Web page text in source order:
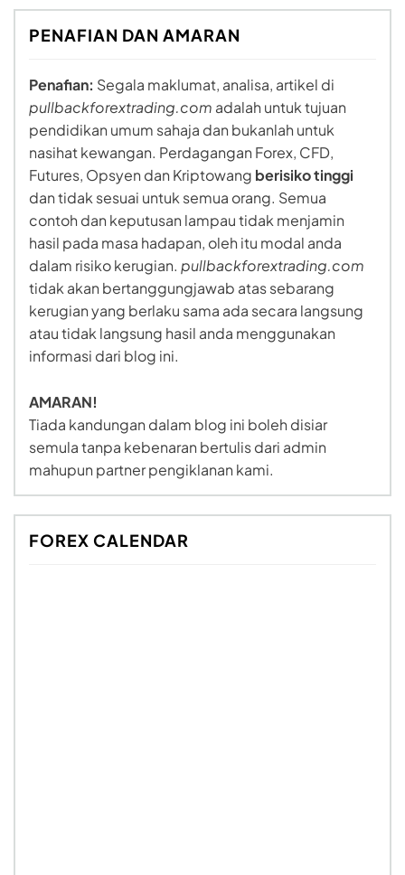
PENAFIAN DAN AMARAN
Penafian: Segala maklumat, analisa, artikel di
pullbackforextrading.com adalah untuk tujuan
pendidikan umum sahaja dan bukanlah untuk
nasihat kewangan. Perdagangan Forex, CFD,
Futures, Opsyen dan Kriptowang berisiko tinggi
dan tidak sesuai untuk semua orang. Semua
contoh dan keputusan lampau tidak menjamin
hasil pada masa hadapan, oleh itu modal anda
dalam risiko kerugian. pullbackforextrading.com
tidak akan bertanggungjawab atas sebarang
kerugian yang berlaku sama ada secara langsung
atau tidak langsung hasil anda menggunakan
informasi dari blog ini.
AMARAN!
Tiada kandungan dalam blog ini boleh disiar
semula tanpa kebenaran bertulis dari admin
mahupun partner pengiklanan kami.
FOREX CALENDAR